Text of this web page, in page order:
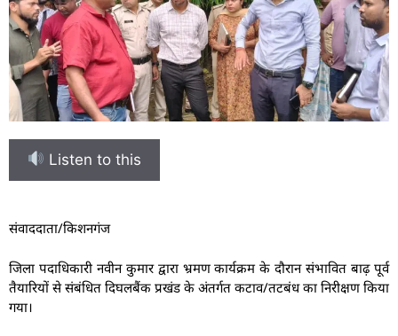
Listen to this
संवाददाता/किशनगंज
जिला पदाधिकारी नवीन कुमार द्वारा भ्रमण कार्यक्रम के दौरान संभावित बाढ़ पूर्व
तैयारियों से संबंधित दिघलबैंक प्रखंड के अंतर्गत कटाव/तटबंध का निरीक्षण किया
गया।